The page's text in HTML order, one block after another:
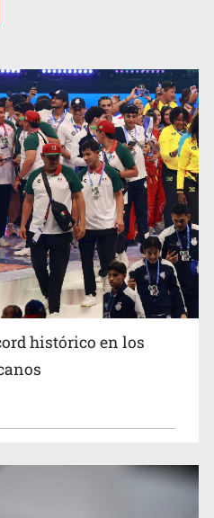
a Todd Blanche,
fiscal general
histórico en los